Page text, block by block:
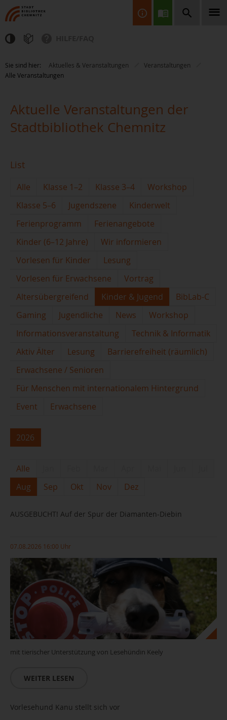
Finden Sie Informationen, Bücher, CDs & DVDs, Spiele, BluRays,
Zeitschriften und vieles mehr...
Sie sind hier: Aktuelles & Veranstaltungen
Veranstaltungen
Alle Veranstaltungen
Aktuelle Veranstaltungen der
Stadtbibliothek Chemnitz
List
Alle Klasse 1–2 Klasse 3–4
Workshop
Klasse 5–6
Jugendszene
Kinderwelt
Ferienprogramm
Ferienangebote
Kinder (6–12 Jahre)
Wir informieren
Vorlesen für Kinder
Lesung
Vorlesen für Erwachsene
Vortrag
Altersübergreifend
Kinder & Jugend
BibLab-C
Gaming
Jugendliche News
Workshop
Informationsveranstaltung
Technik & Informatik
Aktiv Älter
Lesung
Barrierefreiheit (räumlich)
Erwachsene / Senioren
Für Menschen mit internationalem Hintergrund
Event
Erwachsene
2026
Alle
Aug
Sep Okt Nov Dez
AUSGEBUCHT! Auf der Spur der Diamanten-Diebin
07.08.2026 16:00 Uhr
mit tierischer Unterstützung von Lesehündin Keely
WEITER LESEN
Vorlesehund Kanu stellt sich vor